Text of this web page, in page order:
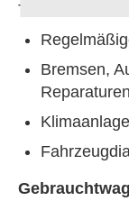
Teile ein.
Bremsen,
Reparaturen